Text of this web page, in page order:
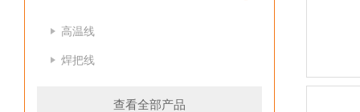
高温线
焊把线
查看全部产品